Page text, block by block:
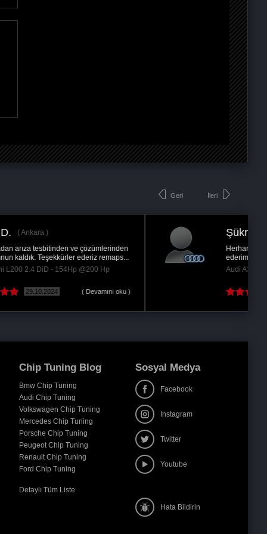
Geri
Herhangi bir sorun olmadı herkese tavsiye
ederim.
Audi A3 / A3 Sedan 2.0 TDi cr - 140Hp @185 Hp
31.08.2021
İleri
Chip Tuning Blog
Bmw Chip Tuning
Audi Chip Tuning
Volkswagen Chip Tuning
Mercedes Chip Tuning
Porsche Chip Tuning
Peugeot Chip Tuning
Renault Chip Tuning
Ford Chip Tuning
Detaylı Tüm Liste
Sosyal Medya
Facebook
Instagram
Twitter
Youtube
Hata Bildirin